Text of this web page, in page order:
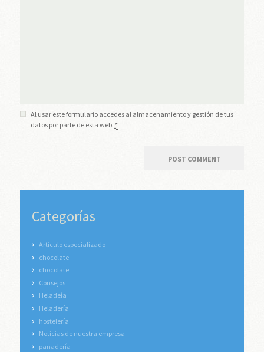
Al usar este formulario accedes al almacenamiento y gestión de tus
datos por parte de esta web. *
Categorías
Artículo especializado
chocolate
chocolate
Consejos
Heladeía
Heladería
hostelería
Noticias de nuestra empresa
panadería